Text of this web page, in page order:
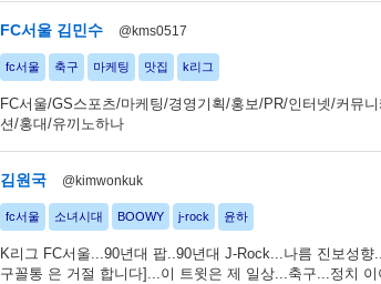
FC서울 김민수 @kms0517
fc서울 축구 마케팅 맛집 k리그
FC서울/GS스포츠/마케팅/경영기획/홍보/PR/인터넷/커뮤니
션/홍대/유끼노하나
김원국 @kimwonkuk
fc서울 소녀시대 BOOWY j-rock 윤하
K리그 FC서울...90년대 팝..90년대 J-Rock...나름 진보성향
구꼴통 은 거절 합니다]...이 트윗은 제 일상...축구...정치 이